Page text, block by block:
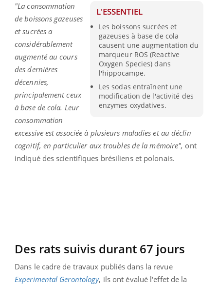
L'ESSENTIEL
Les boissons sucrées et
gazeuses à base de cola
causent une augmentation du
marqueur ROS (Reactive
Oxygen Species) dans
l'hippocampe.
Les sodas entraînent une
modification de l'activité des
enzymes oxydatives.
"La consommation
de boissons gazeuses
et sucrées a
considérablement
augmenté au cours
des dernières
décennies,
principalement ceux
à base de cola. Leur
consommation
excessive est associée à plusieurs maladies et au déclin
cognitif, en particulier aux troubles de la mémoire", ont
indiqué des scientifiques brésiliens et polonais.
Des rats suivis durant 67 jours
Dans le cadre de travaux publiés dans la revue
Experimental Gerontology, ils ont évalué l'effet de la